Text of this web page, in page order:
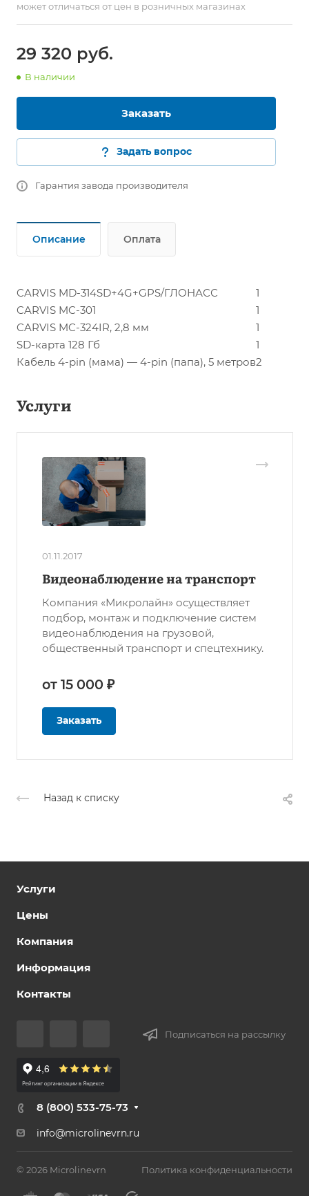
может отличаться от цен в розничных магазинах
29 320 руб.
В наличии
Заказать
Задать вопрос
Гарантия завода производителя
Описание Оплата
CARVIS MD-314SD+4G+GPS/ГЛОНАСС
1
CARVIS MC-301
1
CARVIS MC-324IR, 2,8 мм
1
SD-карта 128 Гб
1
Кабель 4-pin (мама) — 4-pin (папа), 5 метров2
Услуги
01.11.2017
Видеонаблюдение на транспорт
Компания «Микролайн» осуществляет
подбор, монтаж и подключение систем
видеонаблюдения на грузовой,
общественный транспорт и спецтехнику.
от 15 000 ₽
Заказать
Назад к списку
Услуги
Цены
Компания
Информация
Контакты
Подписаться на рассылку
8 (800) 533-75-73
info@microlinevrn.ru
© 2026 Microlinevrn Политика конфиденциальности